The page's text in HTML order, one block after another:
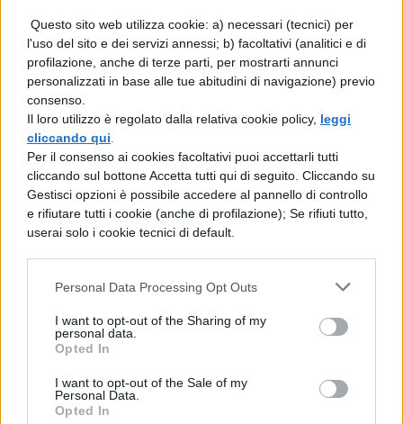
Questo sito web utilizza cookie: a) necessari (tecnici) per
l'uso del sito e dei servizi annessi; b) facoltativi (analitici e di
profilazione, anche di terze parti, per mostrarti annunci
personalizzati in base alle tue abitudini di navigazione) previo
consenso.
Il loro utilizzo è regolato dalla relativa cookie policy, leggi
cliccando qui
Per il consenso ai cookies facoltativi puoi accettarli tutti
cliccando sul bottone Accetta tutti qui di seguito. Cliccando su
Gestisci opzioni è possibile accedere al pannello di controllo
e rifiutare tutti i cookie (anche di profilazione); Se rifiuti tutto,
userai solo i cookie tecnici di default.
Personal Data Processing Opt Outs
I want to opt-out of the Sharing of my
personal data.
Opted In
I want to opt-out of the Sale of my
Personal Data.
Opted In
Il primo processo di Salem si tenne il 2
Giugno 1692 e si concluse con la condanna
a morte per
Bridget
Bishop, giustiziata il 10 Giugno: il luogo
dove si svolse l’esecuzione è noto come
“Witches’ hill”, ovvero la collina delle
streghe. Da quel momento in poi fino al 22
Settembre dello stesso anno furono
confessarono sotto tortura di essere streghe,
in tutto ne vennero giustiziate per
stregoneria 19. Il caso più particolare fu
quello diGiles Corey: si trattava della
ventesima vittima e fu torturato fino alla